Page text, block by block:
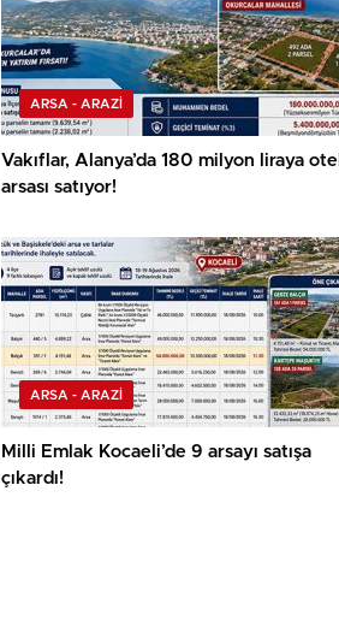
ARSA - ARAZİ
Vakıflar, Alanya’da 180 milyon liraya otel
arsası satıyor!
ARSA - ARAZİ
Milli Emlak Kocaeli’de 9 arsayı satışa
çıkardı!